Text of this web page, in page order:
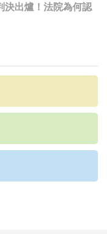
決出爐！法院為何認